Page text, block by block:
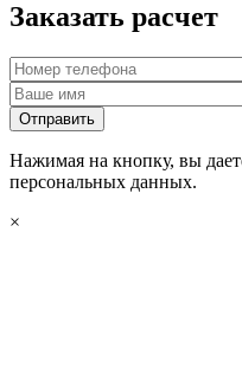
Заказать расчет
Нажимая на кнопку, вы
персональных данных.
×